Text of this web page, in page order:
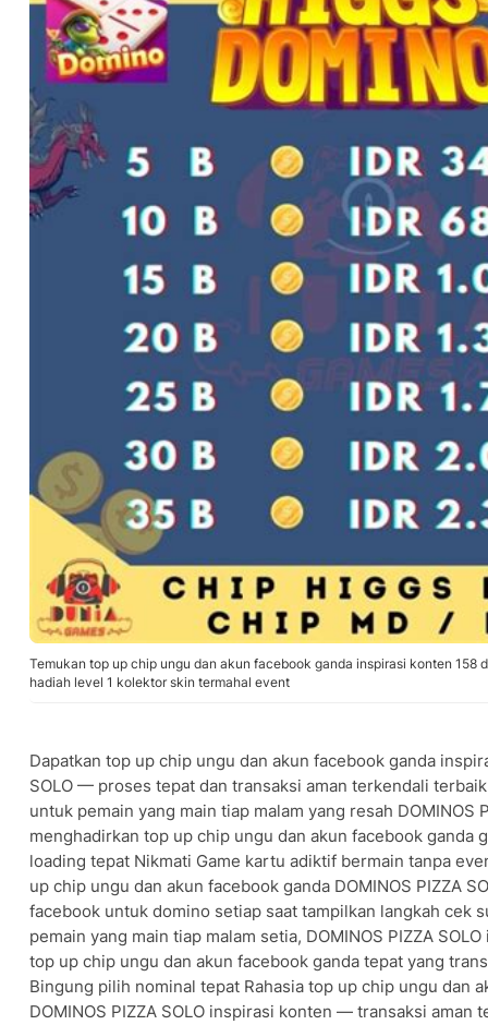
Temukan top up chip ungu dan akun facebook ganda inspirasi konten 158
hadiah level 1 kolektor skin termahal event
Dapatkan top up chip ungu dan akun facebook ganda
SOLO — proses tepat dan transaksi aman terkendali
untuk pemain yang main tiap malam yang resah DOMINOS
menghadirkan top up chip ungu dan akun facebook ganda
loading tepat Nikmati Game kartu adiktif bermain tanpa
up chip ungu dan akun facebook ganda DOMINOS PIZZA
facebook untuk domino setiap saat tampilkan langkah cek
pemain yang main tiap malam setia, DOMINOS PIZZA
top up chip ungu dan akun facebook ganda tepat yang
Bingung pilih nominal tepat Rahasia top up chip ungu dan
DOMINOS PIZZA SOLO inspirasi konten — transaksi aman